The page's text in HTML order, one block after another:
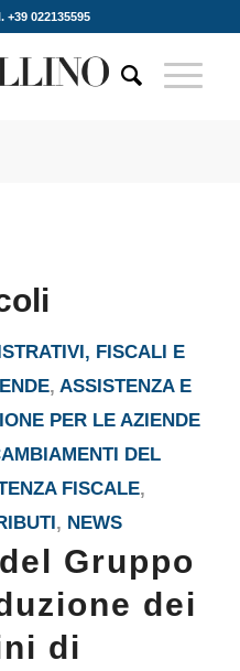
022135595
FISCALI E
,ASSISTENZA E
PER LE AZIENDE
DEL
FISCALE,
, NEWS
Gruppo
dei
di